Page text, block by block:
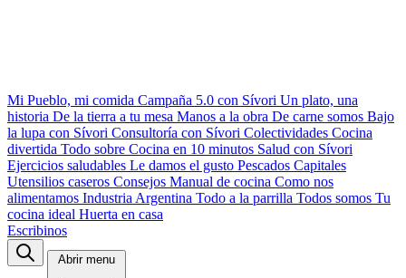
Mi Pueblo, mi comida Campaña 5.0 con Sívori Un plato, una
historia De la tierra a tu mesa Manos a la obra De carne somos Bajo
la lupa con Sívori Consultoría con Sívori Colectividades Cocina
divertida Todo sobre Cocina en 10 minutos Salud con Sívori
Ejercicios saludables Le damos el gusto Pescados Capitales
Utensilios caseros Consejos Manual de cocina Como nos
alimentamos Industria Argentina Todo a la parrilla Todos somos Tu
cocina ideal Huerta en casa
Escribinos
Abrir menu